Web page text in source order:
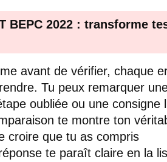
BEPC 2022 : transforme
avant de vérifier, chaque
Tu peux remarquer
oubliée ou une consigne
te montre ton
croire que tu as compris
te paraît claire en la